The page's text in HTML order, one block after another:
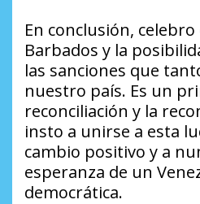
En conclusión,
Barbados y la
las sanciones que
nuestro país. Es un
reconciliación y la
insto a unirse a esta
cambio positivo y a
esperanza de un
democrática.